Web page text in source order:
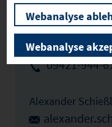
Daniela
09421-944-
Alexander
Webanalyse
Webanalyse